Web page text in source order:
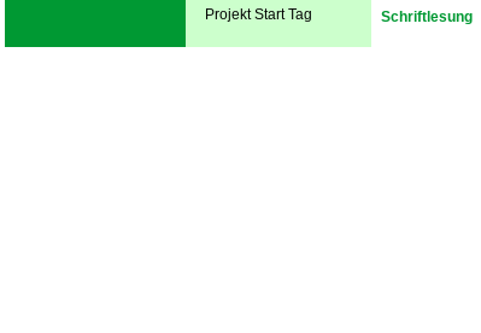
Projekt Start Tag
Schriftlesung